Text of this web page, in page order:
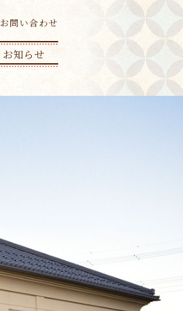
お問い合わせ
お知らせ